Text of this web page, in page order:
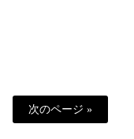
次のページ »